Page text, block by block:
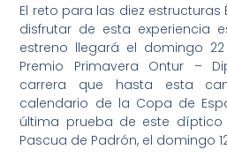
El reto para las diez estructuras
disfrutar de esta experiencia
estreno llegará el domingo
Premio Primavera Ontur –
carrera que hasta esta
calendario de la Copa de
última prueba de este
Pascua de Padrón, el domingo